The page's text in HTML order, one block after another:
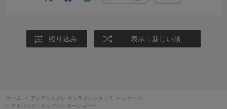
絞り込み 表示：新しい順
ホーム > アンテシュクレ オンラインショップ >
ショーツ
>
フルバック・ヒップハンガーショーツ